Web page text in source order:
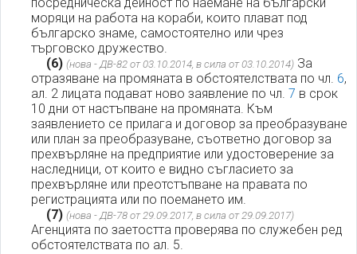
моряци на работа на кораби, които плават под
българско знаме, самостоятелно или чрез
търговско дружество.
(6) (нова - ДВ-82 от 03.10.2014, в сила от 03.10.2014) За
отразяване на промяната в обстоятелствата по чл. 6,
ал. 2 лицата подават ново заявление по чл.7 в срок
10 дни от настъпване на промяната. Към
заявлението се прилага и договор за преобразуване
или план за преобразуване, съответно договор за
прехвърляне на предприятие или удостоверение за
наследници, от които е видно съгласието за
прехвърляне или преотстъпване на правата по
регистрацията или по поемането им.
(7) (нова - ДВ-78 от 29.09.2017, в сила от 29.09.2017)
Агенцията по заетостта проверява по служебен ред
обстоятелствата по ал. 5.